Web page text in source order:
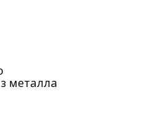
металла